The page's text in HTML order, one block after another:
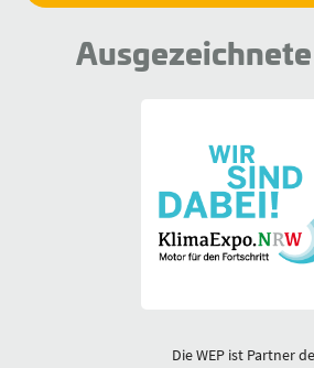
Ausgezeichnete
Die WEP ist Partner